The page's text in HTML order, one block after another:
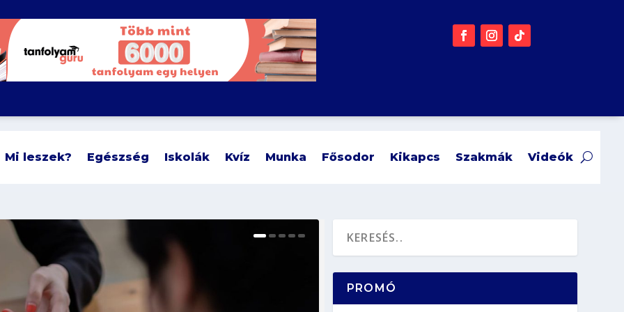
Mi leszek? Egészség Iskolák Kvíz Munka Fősodor Kikapcs Szakmák Videók
PROMÓ